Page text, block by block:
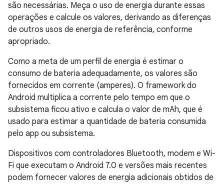
são necessárias. Meça o uso de energia durante essas
operações e calcule os valores, derivando as diferenças
de outros usos de energia de referência, conforme
apropriado.
Como a meta de um perfil de energia é estimar o
consumo de bateria adequadamente, os valores são
fornecidos em corrente (amperes). O framework do
Android multiplica a corrente pelo tempo em que o
subsistema ficou ativo e calcula o valor de mAh, que é
usado para estimar a quantidade de bateria consumida
pelo app ou subsistema.
Dispositivos com controladores Bluetooth, modem e Wi-
Fi que executam o Android 7.0 e versões mais recentes
podem fornecer valores de energia adicionais obtidos de